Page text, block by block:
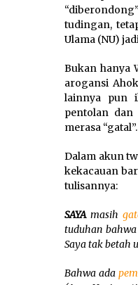
tudingan,
Ulama (NU)
Bukan hanya
arogansi
lainnya pun
pentolan dan
merasa “gatal”.
Dalam akun
kekacauan
tulisannya:
SAYAmasih
tuduhan
Saya tak betah
Bahwa ada